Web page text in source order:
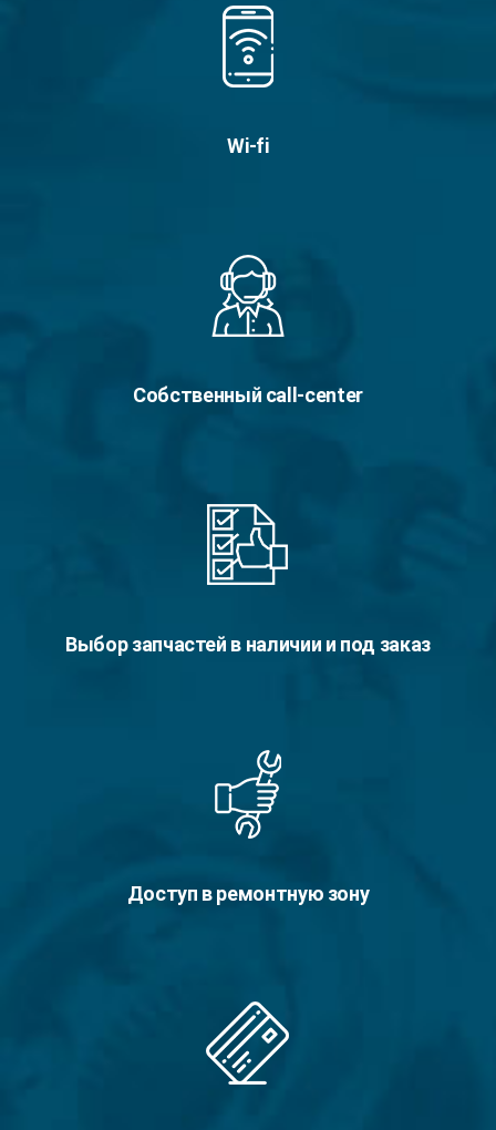
Wi-fi
Собственный call-center
Выбор запчастей в наличии и под заказ
Доступ в ремонтную зону